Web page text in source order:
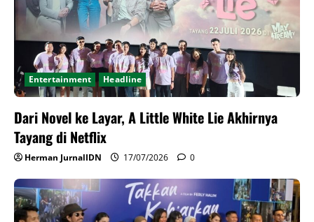
Entertainment Headline
Dari Novel ke Layar, A Little White Lie Akhirnya
Tayang di Netflix
Herman JurnalIDN 17/07/2026 0